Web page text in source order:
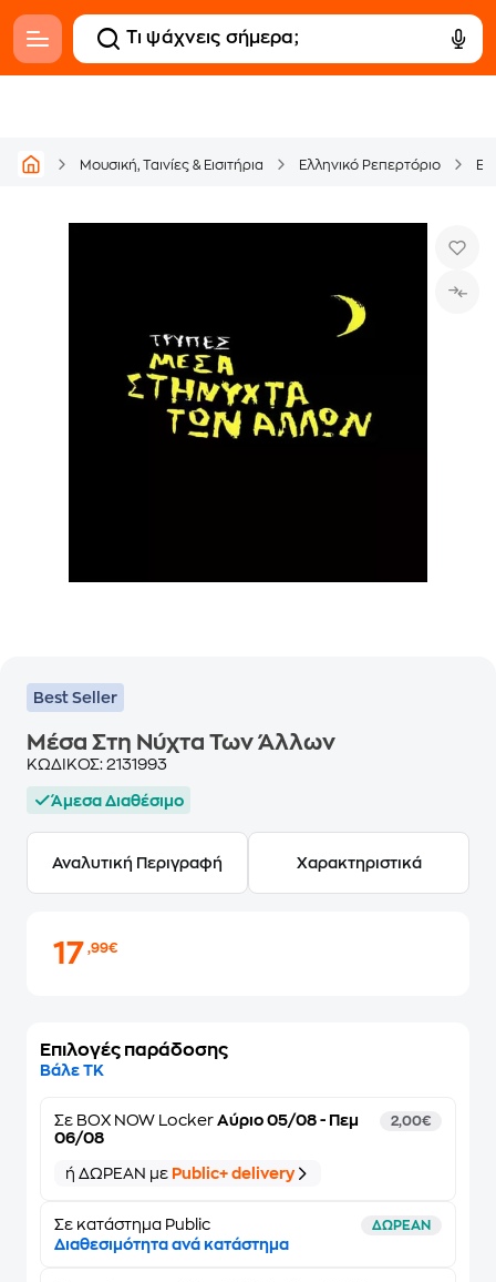
Μουσική, Ταινίες & Εισιτήρια Ελληνικό Ρεπερτόριο
Best Seller
Μέσα Στη Νύχτα Των Άλλων
ΚΩΔΙΚΟΣ: 2131993
Άμεσα Διαθέσιμο
Αναλυτική Περιγραφή Χαρακτηριστικά
17,99€
Επιλογές παράδοσης
Βάλε ΤΚ
Σε BOX NOW Locker Αύριο 05/08 - Πεμ
06/08
2,00€
ή ΔΩΡΕΑΝ με Public+ delivery
Σε κατάστημα Public ΔΩΡΕΑΝ
Διαθεσιμότητα ανά κατάστημα